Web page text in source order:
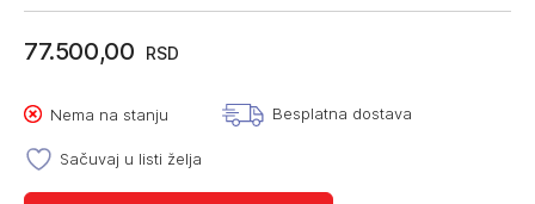
77.500,00 RSD
Nema na stanju Besplatna dostava
Sačuvaj u listi želja